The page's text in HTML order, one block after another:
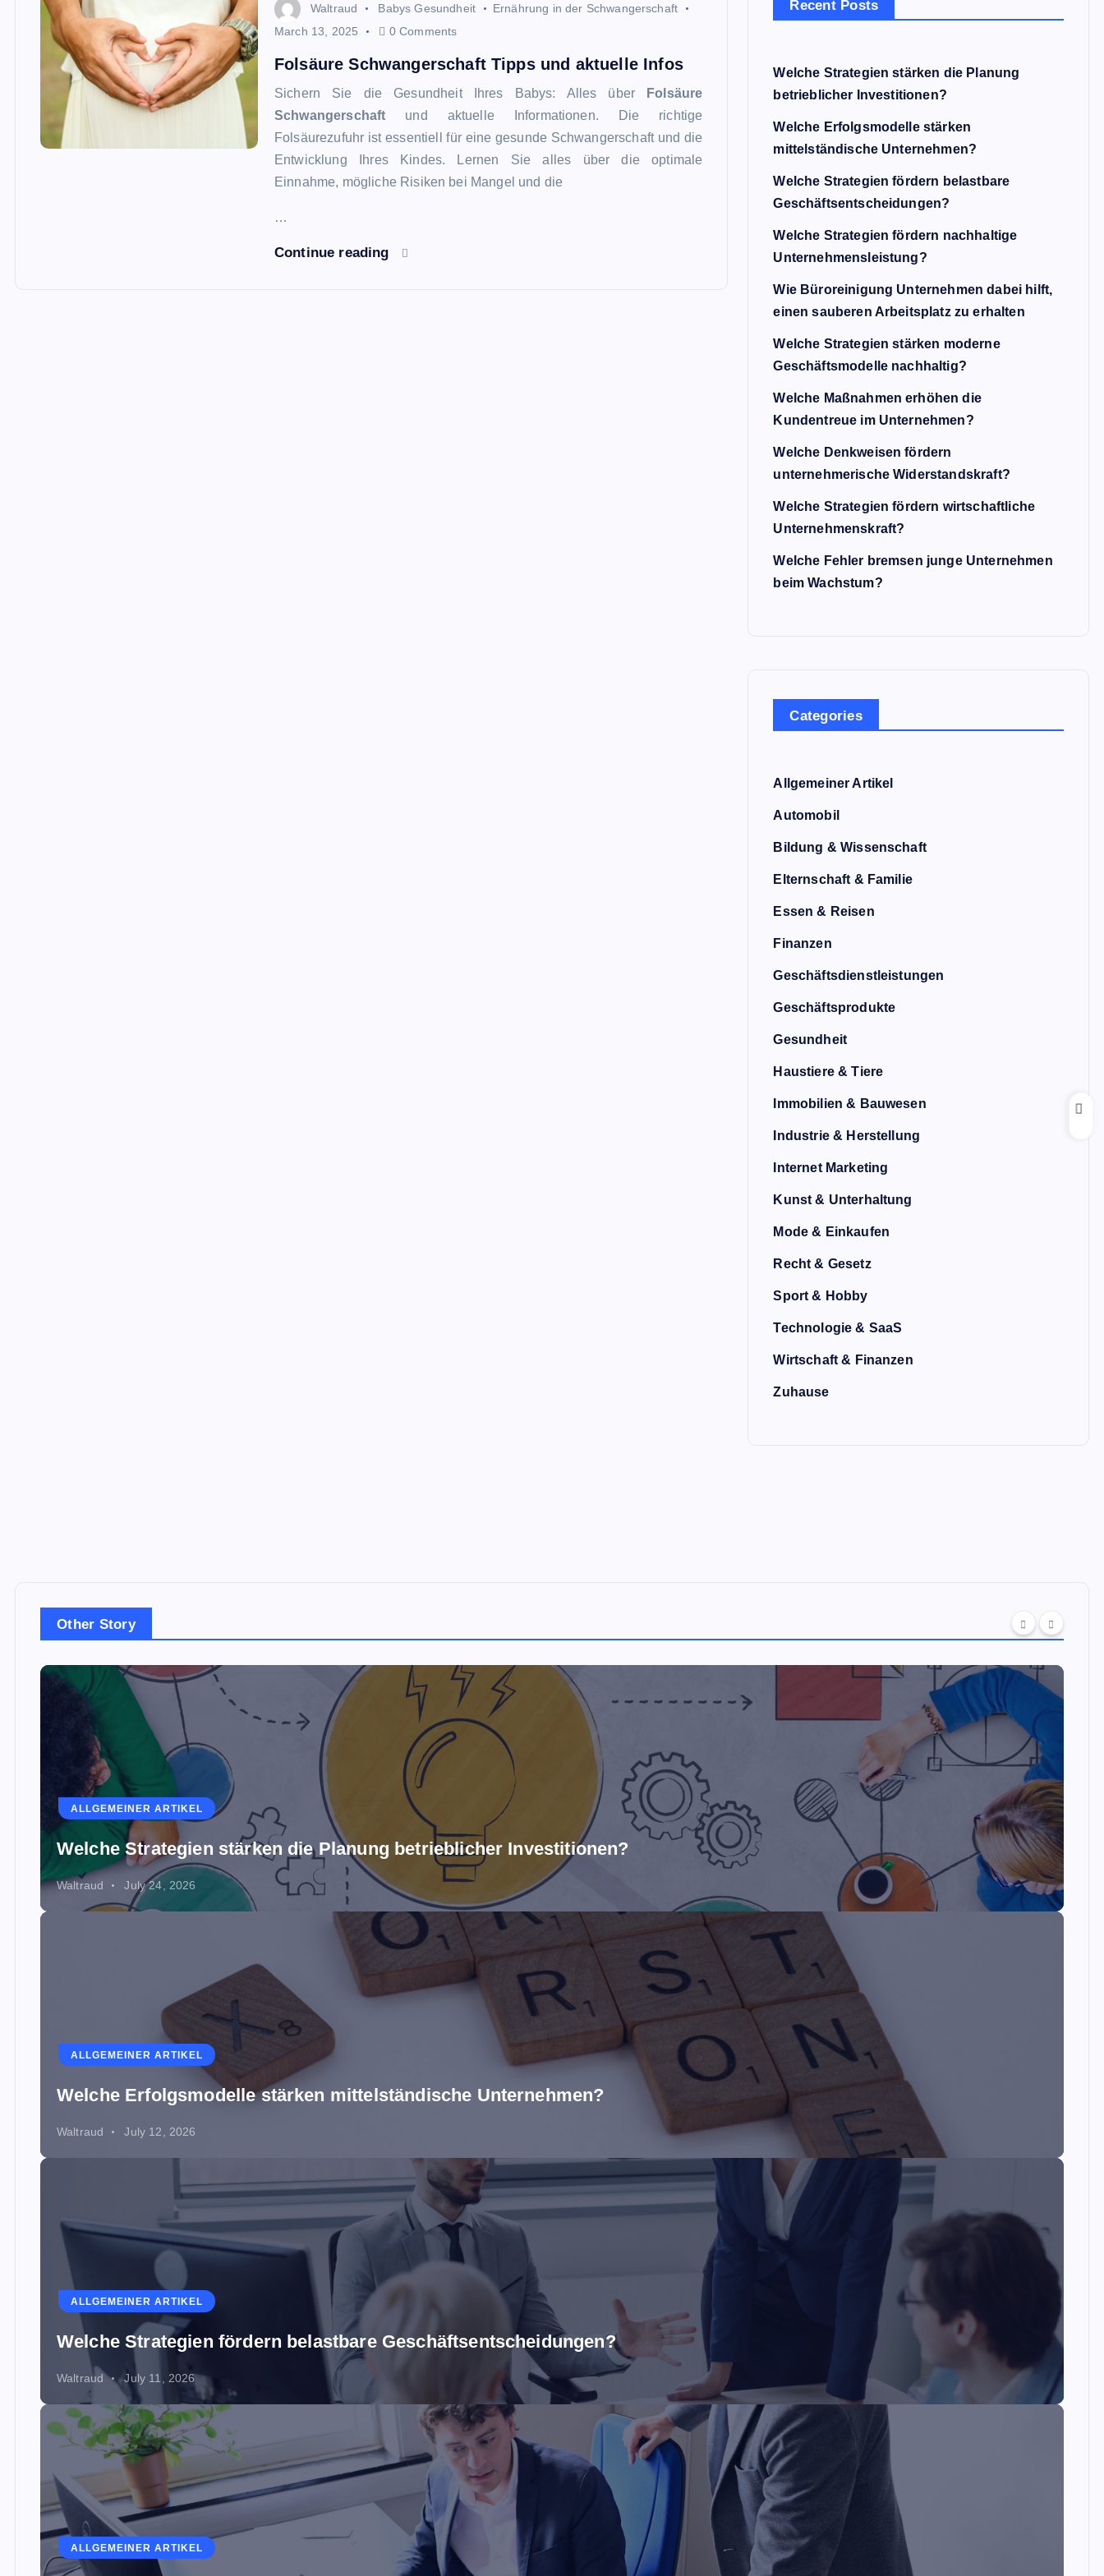
Waltraud Babys Gesundheit
Ernährung in der Schwangerschaft
March 13, 2025
0 Comments
Folsäure Schwangerschaft Tipps und aktuelle Infos
Sichern Sie die Gesundheit Ihres Babys: Alles über
Folsäure
Schwangerschaft und aktuelle Informationen. Die richtige
Folsäurezufuhr ist essentiell für eine gesunde Schwangerschaft und die
Entwicklung Ihres Kindes. Lernen Sie alles über die optimale
Einnahme, mögliche Risiken bei Mangel und die
…
Continue reading
Recent Posts
Welche Strategien stärken die Planung
betrieblicher Investitionen?
Welche Erfolgsmodelle stärken
mittelständische Unternehmen?
Welche Strategien fördern belastbare
Geschäftsentscheidungen?
Welche Strategien fördern nachhaltige
Unternehmensleistung?
Wie Büroreinigung Unternehmen dabei hilft,
einen sauberen Arbeitsplatz zu erhalten
Welche Strategien stärken moderne
Geschäftsmodelle nachhaltig?
Welche Maßnahmen erhöhen die
Kundentreue im Unternehmen?
Welche Denkweisen fördern
unternehmerische Widerstandskraft?
Welche Strategien fördern wirtschaftliche
Unternehmenskraft?
Welche Fehler bremsen junge Unternehmen
beim Wachstum?
Categories
Allgemeiner Artikel
Automobil
Bildung & Wissenschaft
Elternschaft & Familie
Essen & Reisen
Finanzen
Geschäftsdienstleistungen
Geschäftsprodukte
Gesundheit
Haustiere & Tiere
Immobilien & Bauwesen
Industrie & Herstellung
Internet Marketing
Kunst & Unterhaltung
Mode & Einkaufen
Recht & Gesetz
Sport & Hobby
Technologie & SaaS
Wirtschaft & Finanzen
Zuhause
Other Story
ALLGEMEINER ARTIKEL
Welche Strategien stärken die Planung betrieblicher Investitionen?
Waltraud July 24, 2026
ALLGEMEINER ARTIKEL
Welche Erfolgsmodelle stärken mittelständische Unternehmen?
Waltraud July 12, 2026
ALLGEMEINER ARTIKEL
Welche Strategien fördern belastbare Geschäftsentscheidungen?
Waltraud July 11, 2026
ALLGEMEINER ARTIKEL